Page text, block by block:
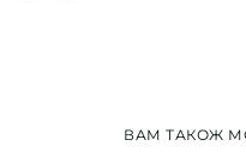
ВАМ ТАКОЖ